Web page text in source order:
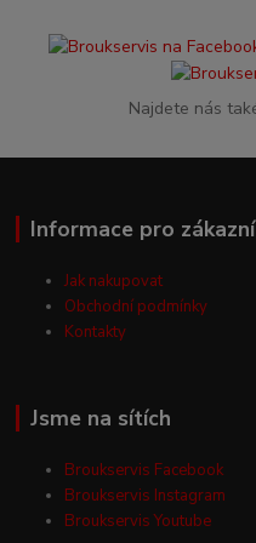
Najdete nás
Informace pro
Jak nakupovat
Obchodní podmínky
Kontakty
Jsme na sítích
Broukservis Facebook
Broukservis Instagram
Broukservis Youtube